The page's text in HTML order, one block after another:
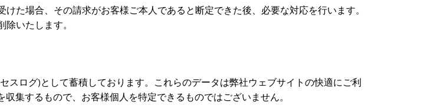
た場合、その請求がお客様ご本人であると断定できた後、必要な対応を行います。
いたします。
ログ)として蓄積しております。これらのデータは弊社ウェブサイトの快適にご利
集するもので、お客様個人を特定できるものではございません。